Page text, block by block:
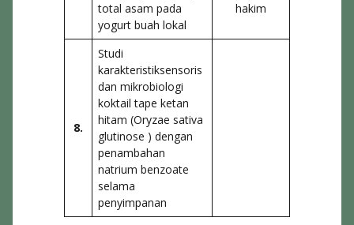
total asam pada
yogurt buah lokal
hakim
8.
Studi
karakteristiksensoris
dan mikrobiologi
koktail tape ketan
hitam (Oryzae sativa
glutinose ) dengan
penambahan
natrium benzoate
selama
penyimpanan